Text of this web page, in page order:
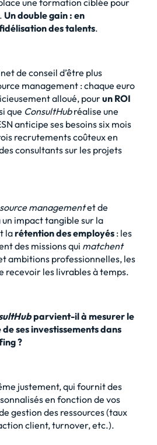
une formation ciblée pour
Un double gain : en
des talents.
de conseil d’être plus
management : chaque euro
alloué, pourun ROI
que ConsultHubréalise une
anticipe ses besoins six mois
recrutements coûteux en
consultants sur les projets
managementet de
impact tangible sur la
larétention des employés: les
des missions qui matchent
ambitions professionnelles, les
recevoir les livrables à temps.
parvient-il à mesurer le
ses investissements dans
?
justement, qui fournit des
en fonction de vos
gestion des ressources (taux
client, turnover, etc.).